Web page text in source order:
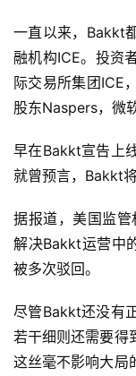
一直以来，Bakkt
融机构ICE。投资
际交易所集团ICE
股东Naspers，微
早在Bakkt宣告上
就曾预言，Bakkt
据报道，美国监
解决Bakkt运营中
被多次驳回。
尽管Bakkt还没有
若干细则还需要得
这丝毫不影响大局